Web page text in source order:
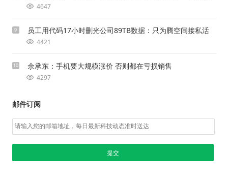
4647
9 员工用代码17小时删光公司89TB数据：只为腾空间接私活
4421
10 余承东：手机要大规模涨价 否则都在亏损销售
4297
邮件订阅